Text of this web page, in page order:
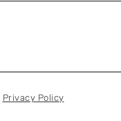
Privacy Policy